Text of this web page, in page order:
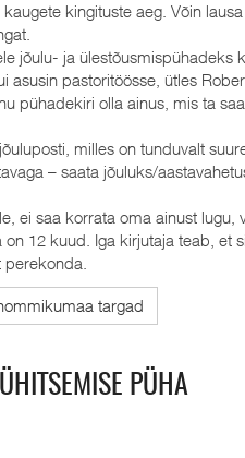
kingituste aeg. Võin
jõulu- ja ülestõusmispühadeks
asusin pastoritöösse, ütles
pühadekiri olla ainus, mis ta
milles on tunduvalt
– saata jõuluks/
ei saa korrata oma ainust
12 kuud. Iga kirjutaja teab, et
targad
PÜHA